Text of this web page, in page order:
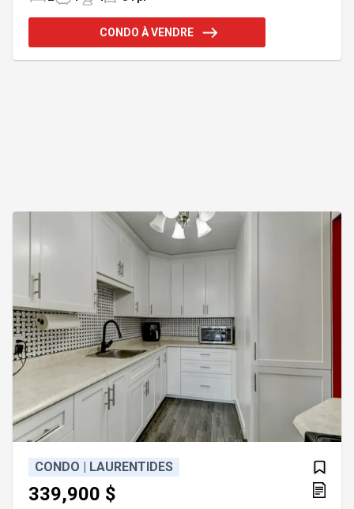
profiter des beaux jours. La salle de bain se
distingue par ses dimensions et sa douche en
CONDO À VENDRE
CONDO | LAURENTIDES
339,900 $